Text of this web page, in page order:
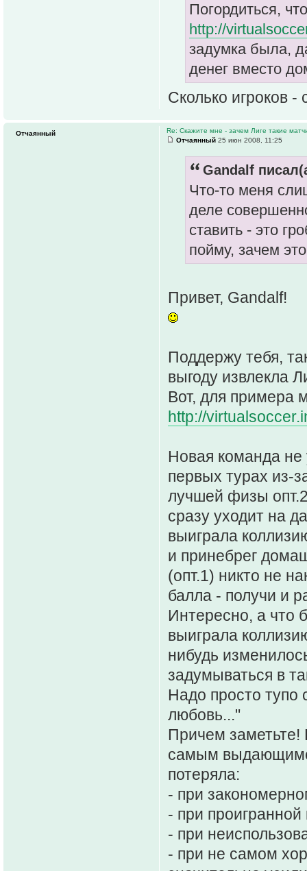
Погордиться,
http://
задумка была,
денег вместо
Сколько игроков
Re: Скажите мне - зачем Лиге такие
Отчаянный 25 июн 2008, 11:25
Gandalf
Что-то меня
деле
ставить - это
пойму, зачем
Привет, Gandalf!
Поддержу тебя,
выгоду извлекла
Вот, для примера
http://
Новая команда не
первых турах из-
лучшей физы
сразу уходит на
выиграла
и принебрег
(опт.1) никто не
балла - получи и
Интересно, а что
выиграла
нибудь
задумываться в
Надо просто тупо
любовь..."
Причем заметьте!
самым
потеряла:
- при
- при проигранной
- при
- при не самом
Отчаянный